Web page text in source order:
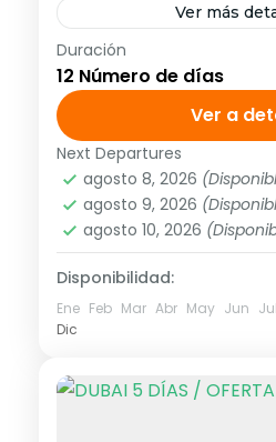
Ver más
<strong>PV</strong>
</strong> París,
Venecia, Florencia,
Barcelona.
Todos los jueves hasta
2020.
Europa,Europa Central
Mediterranea
1 Personas
Duración
12 Número de días
Ver a
Next Departures
agosto 8, 2026
agosto 9, 2026
agosto 10, 2026
Disponibilidad:
Ene Feb Mar Abr May Jun Jul
Dic